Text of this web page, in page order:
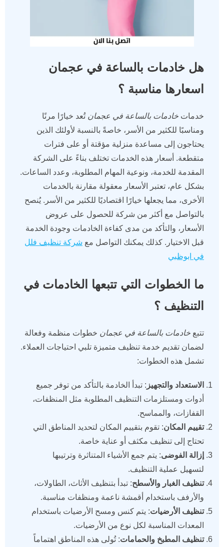
هل خادمات بالساعة في عجمان
اسعارها مناسبة ؟
خدمات خادمات بالساعة في عجمان تُعد خيارًا مرنًا
ومناسبًا للكثير من الأسر، خاصةً بالنسبة لأولئك الذين
يحتاجون إلى مساعدة منزلية مؤقتة أو على فترات
متقطعة. أسعار هذه الخدمات تختلف بناءً على الشركة
المقدمة للخدمة، ونوعية المهام المطلوبة، وعدد الساعات.
بشكل عام، تعتبر الأسعار معقولة مقارنة بالخدمات
الأخرى، مما يجعلها خيارًا اقتصاديًا للكثير من الأسر. يُنصح
بالتواصل مع أكثر من شركة للحصول على عروض
الأسعار، والتأكد من مدى كفاءة الخادمات وجودة الخدمة
قبل الاختيار. كذلك يمكنك التواصل مع شركة تنظيف فلل
في ابوظبي
ما الخطوات التي تتبعها الخادمات في
التنظيف ؟
تتبع خادمات بالساعة في عجمان خطوات منظمة وفعالة
لضمان تقديم خدمة تنظيف متميزة تلبي احتياجات العملاء.
تشمل هذه الخطوات:
الاستعداد والتجهيز : تبدأ الخادمة بالتأكد من توفر جميع
أدوات ومستلزمات التنظيف المطلوبة مثل المنظفات،
القفازات، والمماسح.
تقييم المكان: تقوم بتقييم المكان لتحديد المناطق التي
تحتاج إلى تنظيف مكثف أو عناية خاصة.
إزالة الفوضى: يتم جمع الأشياء المتناثرة وترتيبها
لتسهيل عملية التنظيف.
تنظيف الغبار والأسطح: تبدأ بتنظيف الأثاث، الطاولات،
والأرفف باستخدام أقمشة ناعمة ومنظفات مناسبة.
تنظيف الأرضيات: يتم كنس ومسح الأرضيات باستخدام
المعدات المناسبة لكل نوع من الأرضيات.
تنظيف المطبخ والحمامات: تُولى هذه المناطق اهتماماً